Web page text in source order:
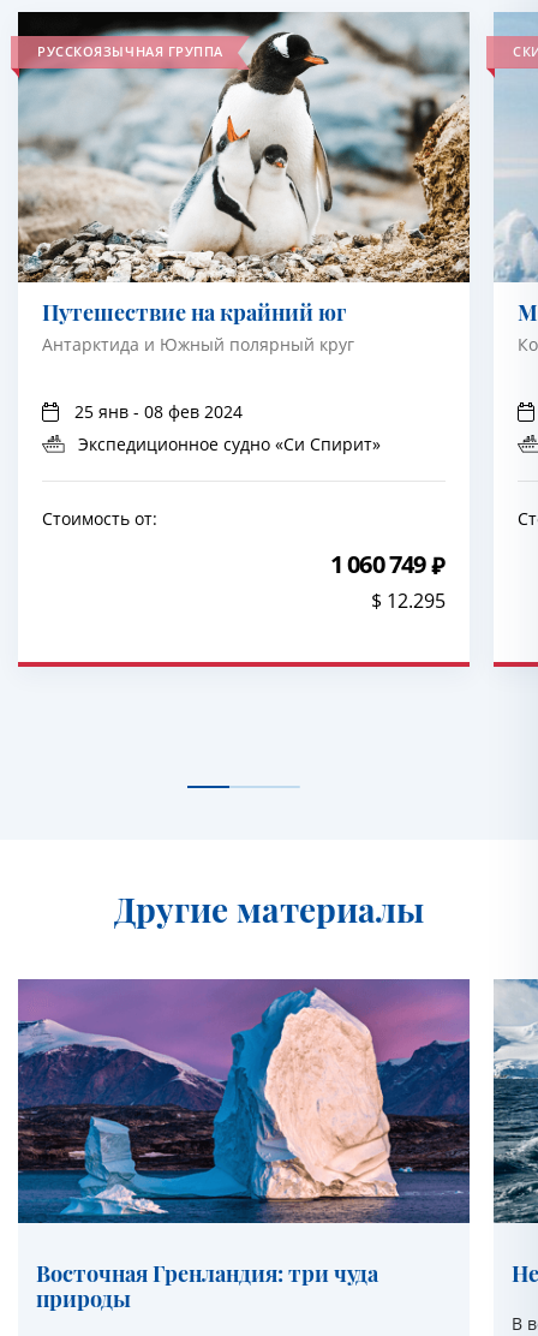
РУССКОЯЗЫЧНАЯ ГРУППА
Путешествие на крайний юг
Антарктида и Южный полярный круг
25 янв - 08 фев 2024
Экспедиционное судно «Си Спирит»
Стоимость от:
1 060 749
$ 12.295
Другие материалы
Восточная Гренландия: три чуда
природы
В